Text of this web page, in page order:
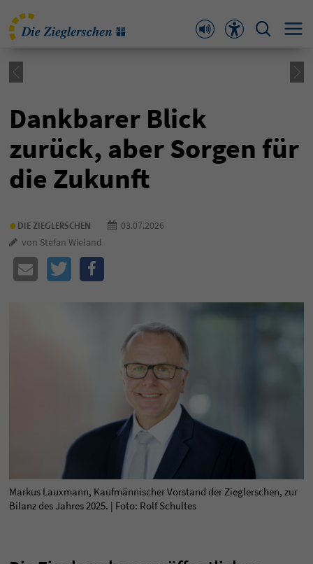
Dankbarer Blick
zurück, aber Sorgen für
die Zukunft
• DIE ZIEGLERSCHEN
03.07.2026
von Stefan Wieland
Markus Lauxmann, Kaufmännischer Vorstand der Zieglerschen, zur
Bilanz des Jahres 2025. | Foto: Rolf Schultes